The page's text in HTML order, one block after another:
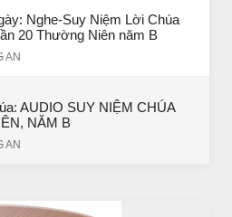
Nghe-Suy Niệm Lời Chúa
20 Thường Niên năm B
AN
AUDIO SUY NIỆM CHÚA
NĂM B
AN